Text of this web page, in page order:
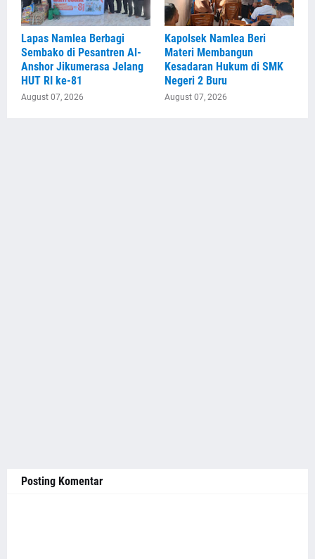
Lapas Namlea Berbagi
Sembako di Pesantren Al-
Anshor Jikumerasa Jelang
HUT RI ke-81
August 07, 2026
Kapolsek Namlea Beri
Materi Membangun
Kesadaran Hukum di SMK
Negeri 2 Buru
August 07, 2026
Posting Komentar